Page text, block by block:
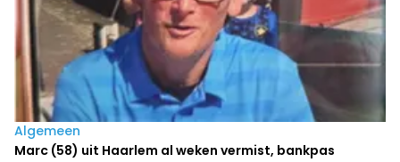
Algemeen
Marc (58) uit Haarlem al weken vermist, bankpas